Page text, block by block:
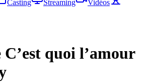
Casting Streaming
Vidéos
C’est quoi l’amour